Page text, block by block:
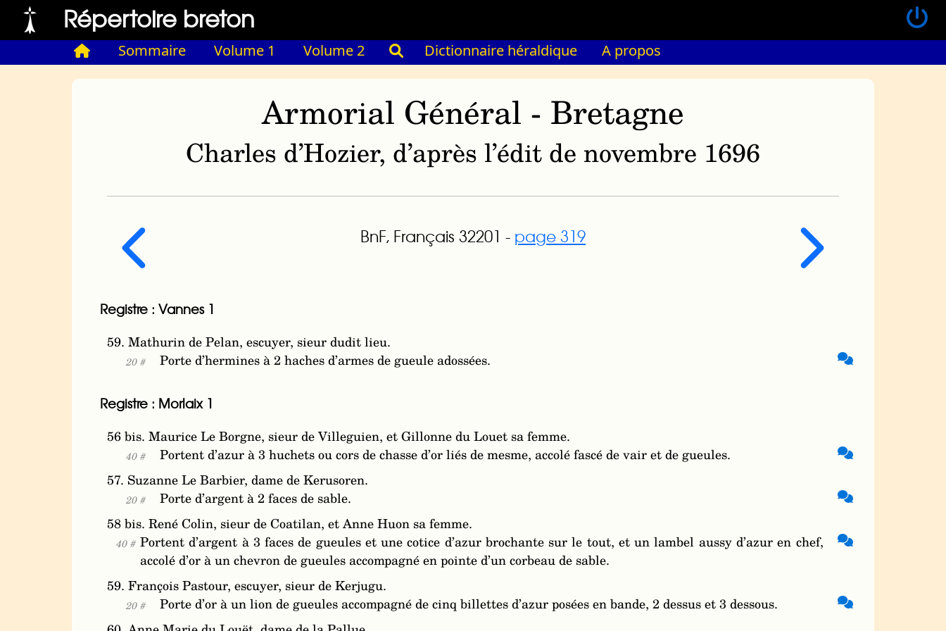
Répertoire breton
Sommaire Volume 1 Volume 2 Dictionnaire héraldique A propos
Armorial Général - Bretagne
Charles d’Hozier, d’après l’édit de novembre 1696
BnF, Français 32201 - page 319
Registre : Vannes 1
59. Mathurin de Pelan, escuyer, sieur dudit lieu.
20 # Porte d’hermines à 2 haches d’armes de gueule adossées.
Registre : Morlaix 1
56 bis. Maurice Le Borgne, sieur de Villeguien, et Gillonne du Louet sa femme.
40 #
Portent d’azur à 3 huchets ou cors de chasse d’or liés de mesme, accolé fascé de vair et de gueules.
57. Suzanne Le Barbier, dame de Kerusoren.
20 #
Porte d’argent à 2 faces de sable.
58 bis. René Colin, sieur de Coatilan, et Anne Huon sa femme.
40 # Portent d’argent à 3 faces de gueules et une cotice d’azur brochante sur le tout, et un lambel aussy d’azur en chef,
accolé d’or à un chevron de gueules accompagné en pointe d’un corbeau de sable.
59. François Pastour, escuyer, sieur de Kerjugu.
20 #
Porte d’or à un lion de gueules accompagné de cinq billettes d’azur posées en bande, 2 dessus et 3 dessous.